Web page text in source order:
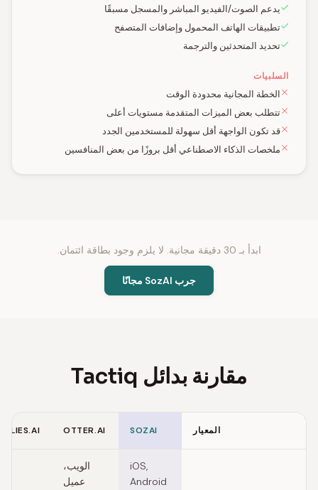
يدعم الصوت/الفيديو المباشر والمسجل مسبقًا
تطبيقات الهاتف المحمول وإضافات المتصفح
تحديد المتحدثين والترجمة
السلبيات
الخطة المجانية محدودة الوقت
تتطلب بعض الميزات المتقدمة مستويات أعلى
قد تكون الواجهة أقل سهولة للمستخدمين الجدد
ملخصات الذكاء الاصطناعي أقل بروزًا من بعض المنافسين
ابدأ بـ 30 دقيقة مجانية. لا يلزم وجود بطاقة ائتمان.
جرب SozAI مجانًا
مقارنة بدائل Tactiq
المعيار SOZAI
OTTER.AI
iOS,
Android
الويب،
عميل